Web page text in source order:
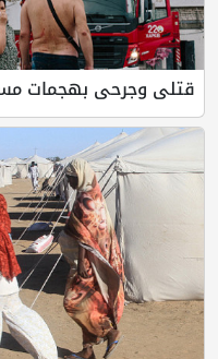
قتلى وجرحى بهجمات